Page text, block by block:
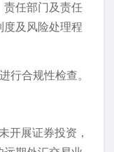
责任部门及责任
度及风险处理程
行合规性检查。
开展证券投资，